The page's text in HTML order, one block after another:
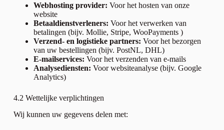
Webhosting provider: Voor het hosten van onze
website
Betaaldienstverleners: Voor het verwerken van
betalingen (bijv. Mollie, Stripe, WooPayments )
Verzend- en logistieke partners: Voor het bezorgen
van uw bestellingen (bijv. PostNL, DHL)
E-mailservices: Voor het verzenden van e-mails
Analysediensten: Voor websiteanalyse (bijv. Google
Analytics)
4.2 Wettelijke verplichtingen
Wij kunnen uw gegevens delen met: